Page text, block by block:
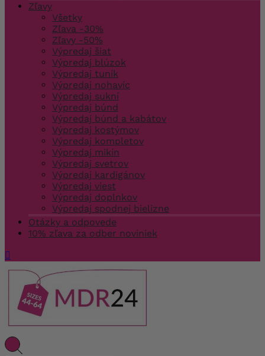
Zľavy
Všetky
Zľava -30%
Zľavy -50%
Výpredaj šiat
Výpredaj blúzok
Výpredaj tuník
Výpredaj nohavíc
Výpredaj sukní
Výpredaj búnd
Výpredaj búnd a kabátov
Výpredaj kostýmov
Výpredaj kompletov
Výpredaj mikín
Výpredaj svetrov
Výpredaj kardigánov
Výpredaj viest
Výpredaj doplnkov
Výpredaj spodnej bielizne
Otázky a odpovede
10% zľava za odber noviniek
